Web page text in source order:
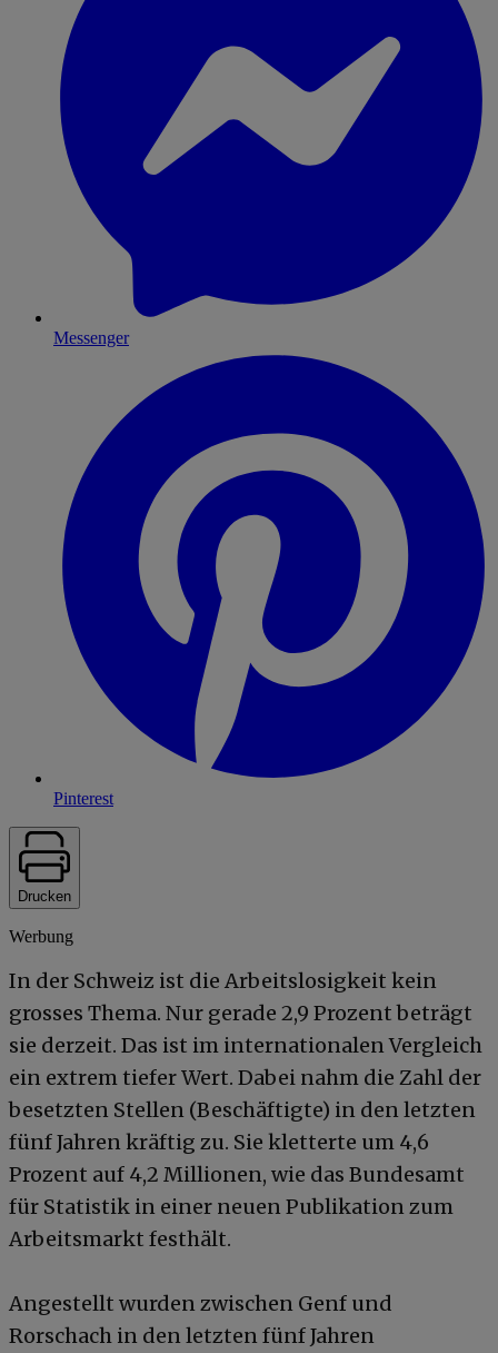
Messenger
Pinterest
Drucken
Werbung
In der Schweiz ist die Arbeitslosigkeit kein
grosses Thema. Nur gerade 2,9 Prozent beträgt
sie derzeit. Das ist im internationalen Vergleich
ein extrem tiefer Wert. Dabei nahm die Zahl der
besetzten Stellen (Beschäftigte) in den letzten
fünf Jahren kräftig zu. Sie kletterte um 4,6
Prozent auf 4,2 Millionen, wie das Bundesamt
für Statistik in einer neuen Publikation zum
Arbeitsmarkt festhält.
Angestellt wurden zwischen Genf und
Rorschach in den letzten fünf Jahren